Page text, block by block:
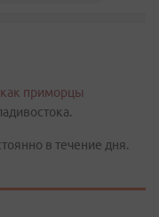
приморцы
в течение дня.